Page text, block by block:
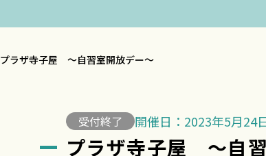
プラザ寺子屋 ～自習室開放デー～
受付終了 開催日：2023年5月24
プラザ寺子屋 ～自